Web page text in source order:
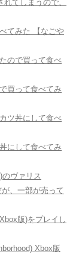
てしまうので、
てみた 【なごや
ので買って食べ
買って食べてみ
ツ丼にして食べ
にして食べてみ
ヴァリス
、一部が売って
版)をプレイし
Xbox版